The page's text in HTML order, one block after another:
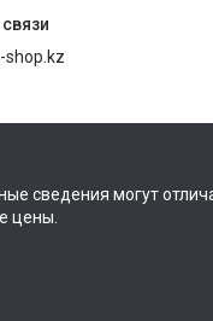
shop.kz
сведения могут
цены.